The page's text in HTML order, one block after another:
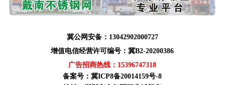
冀公网安备：13042902000727
增值电信经营许可编号：冀B2-20200386
广告招商热线： 15396747318
备案号：冀ICP8备20014159号-8